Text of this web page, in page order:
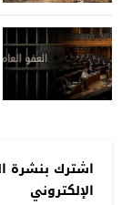
اشترك بنشرة
الإلكتروني